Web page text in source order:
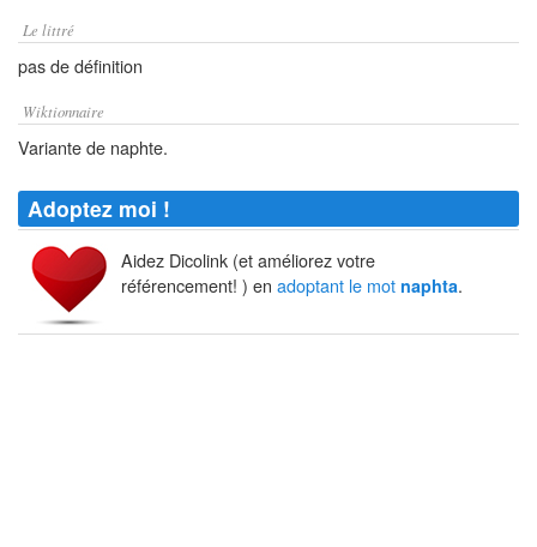
Le littré
pas de définition
Wiktionnaire
Variante de naphte.
Adoptez moi !
Aidez Dicolink (et améliorez votre
référencement! ) en adoptant le mot naphta.